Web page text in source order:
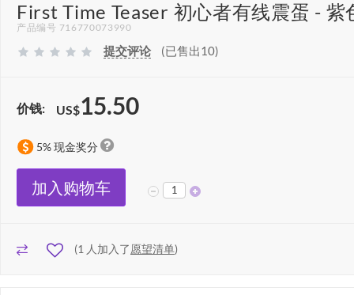
First Time Teaser 初心者有线震蛋 - 紫
产品编号 716770073990
提交评论 (已售出10)
价钱: US$15.50
5% 现金奖分
加入购物车
(1 人加入了愿望清单)